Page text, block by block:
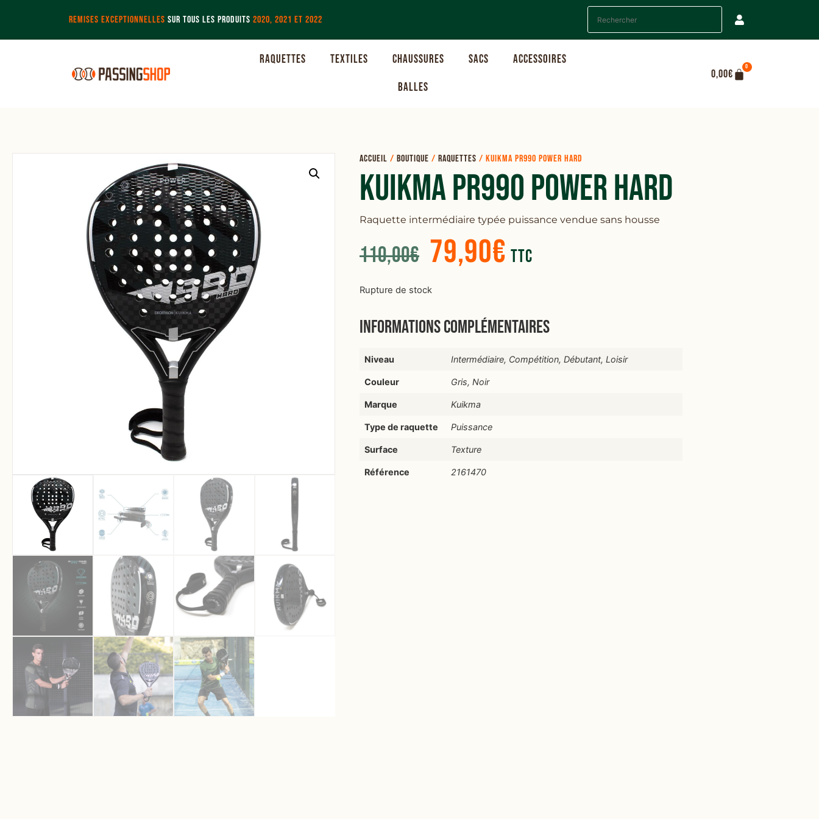
REMISES EXCEPTIONNELLES SUR TOUS LES PRODUITS 2020, 2021 ET 2022
RAQUETTES TEXTILES CHAUSSURES SACS
ACCESSOIRES
BALLES
0,00€
0
Accueil / Boutique / Raquettes / KUIKMA PR990 POWER HARD
KUIKMA PR990 POWER HARD
Raquette intermédiaire typée puissance vendue sans housse
110,00€ 79,90€ TTC
Rupture de stock
Informations complémentaires
Niveau Intermédiaire, Compétition, Débutant, Loisir
Couleur Gris, Noir
Marque Kuikma
Type de raquette Puissance
Surface Texture
Référence 2161470